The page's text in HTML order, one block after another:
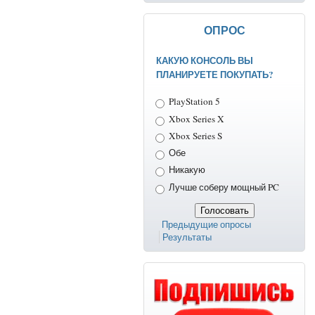
ОПРОС
КАКУЮ КОНСОЛЬ ВЫ
ПЛАНИРУЕТЕ ПОКУПАТЬ?
Варианты
PlayStation 5
Xbox Series X
Xbox Series S
Обе
Никакую
Лучше соберу мощный PC
Предыдущие опросы
Результаты